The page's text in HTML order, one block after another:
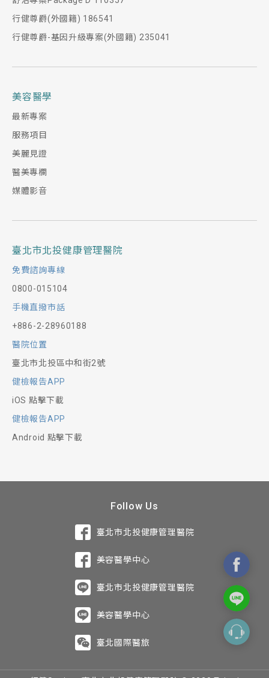
低劑量肺部電腦斷層
長期抽煙或長期曝露油煙及粉塵(石綿)工作
有肺結核病史者。
冠狀動脈鈣化指數分析
Coronary artery calcium score
(CCS)：
心臟冠狀動脈血管攝影
Coronary artery CT angiography：
冠狀動脈疾病高危險群：高血壓、糖尿病、高
血脂、長期抽煙者、高壓力工作族群。
嗜吃重口味、高脂肪、高膽固醇食物、酗酒、
有胸悶胸痛病史、家族中有罹患冠狀動脈心臟
乳房切片有不正常細胞增生現象。
骨盆腔超音波
瘤)。
不明原因腹痛及經常下腹痛者。
女性：不孕症、女性婦癌篩檢。
男性：疑似有攝護腺及儲精囊疾病者、攝護腺
病變或癌追蹤。
上腹腔病史者（如脂肪肝、腫瘤、結石、脾肥
大…等）。
不明原因腹痛及經常腹痛者。
肝癌篩檢（慢性B型/C型肝炎帶原者、肝癌家
族史、肝硬化、長期大量飲酒者、不明原因肝
黃疸及肝炎。
疑似「脂肪肝」高危險群者（如長期大量飲
糖尿病、長期服用藥物）。
腎功能異常者。
Carotid Duplex Ultrasound：
中風高危險群(如：高血壓、糖尿病、高血脂
症、抽煙、超過標準體重者)。
檢查結果，醫師評估建議追蹤者(頸動脈狹窄
經常性上肢及手指麻木或燒灼感，以及甲狀腺
疾病者。
關心自我及家人健康者。
長期外食、不良飲食習慣者。
經常有胃痛、消化不良或排便不順情形者。
壓力大、生活作息不正常者。
曾有胃部潰瘍、發炎者。
者。
無痛麻醉檢查前需由麻醉科、腸
胃科醫師評估後進行，但若您有
以下高風險情況，不建議施行麻
年齡大於75歲以上者。
曾對麻醉藥品過敏者。
重度慢性肺疾或處於急性發作者。
六個月內曾罹患腦心血管疾病者，如心肌梗
塞、心臟衰竭、嚴重心律不整、中風者。
行健尊爵(外國籍) 186541
行健尊爵-基因升級專案(外國籍) 235041
美容醫學
最新專案
服務項目
美麗見證
醫美專欄
媒體影音
臺北市北投健康管理醫院
免費諮詢專線
0800-015104
手機直撥市話
+886-2-28960188
醫院位置
臺北市北投區中和街2號
健檢報告APP
iOS 點擊下載
健檢報告APP
Android 點擊下載
Follow Us
臺北市北投健康管理醫院
美容醫學中心
臺北市北投健康管理醫院
美容醫學中心
臺北國際醫旅